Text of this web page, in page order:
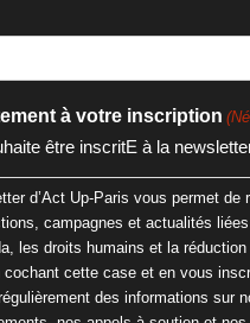
à votre inscription
d’Act Up-Paris vous permet de
campagnes et actualités liées
les droits humains et la
cochant cette case et en vous
des informations sur
nos appels à soutien et
vous désinscrire à tout moment
e-mail.